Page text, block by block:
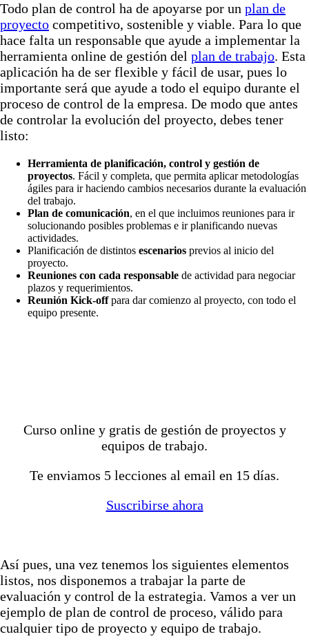
Todo plan de control ha de apoyarse por un plan de
proyecto competitivo, sostenible y viable. Para lo que
hace falta un responsable que ayude a implementar la
herramienta online de gestión del plan de trabajo. Esta
aplicación ha de ser flexible y fácil de usar, pues lo
importante será que ayude a todo el equipo durante el
proceso de control de la empresa. De modo que antes
de controlar la evolución del proyecto, debes tener
listo:
Herramienta de planificación, control y gestión de
proyectos. Fácil y completa, que permita aplicar metodologías
ágiles para ir haciendo cambios necesarios durante la evaluación
del trabajo.
Plan de comunicación, en el que incluimos reuniones para ir
solucionando posibles problemas e ir planificando nuevas
actividades.
Planificación de distintos escenarios previos al inicio del
proyecto.
Reuniones con cada responsable de actividad para negociar
plazos y requerimientos.
Reunión Kick-offpara dar comienzo al proyecto, con todo el
equipo presente.
Curso online y gratis de gestión de proyectos y
equipos de trabajo.
Te enviamos 5 lecciones al email en 15 días.
Suscribirse ahora
Así pues, una vez tenemos los siguientes elementos
listos, nos disponemos a trabajar la parte de
evaluación y control de la estrategia. Vamos a ver un
ejemplo de plan de control de proceso, válido para
cualquier tipo de proyecto y equipo de trabajo.